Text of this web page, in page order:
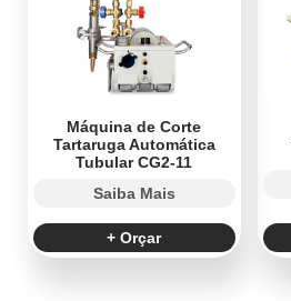
Máquina de Corte
Tartaruga Automática
Tubular CG2-11
Saiba Mais
+ Orçar